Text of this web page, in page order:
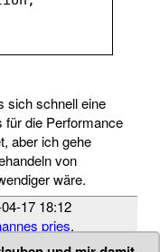
sich schnell eine
für die Performance
aber ich gehe
von
wäre.
17 18:12
pries,
unmodifiable